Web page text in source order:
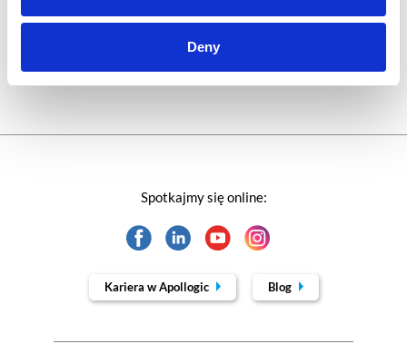
Deny
Spotkajmy się online:
Kariera w Apollogic Blog